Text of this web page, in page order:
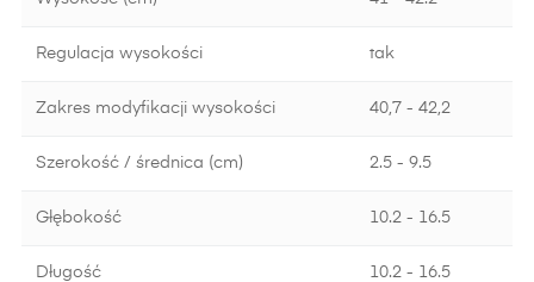
Regulacja wysokości tak
Zakres modyfikacji wysokości 40,7 - 42,2
Szerokość / średnica (cm) 2.5 - 9.5
Głębokość 10.2 - 16.5
Długość 10.2 - 16.5